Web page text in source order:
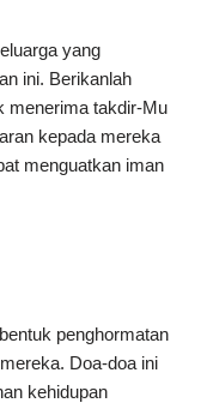
yang
ini. Berikanlah
menerima takdir-Mu
kepada mereka
menguatkan iman
penghormatan
Doa-doa ini
kehidupan